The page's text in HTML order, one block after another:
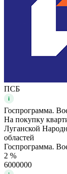
ПСБ
Госпрограмма.
На покупку
Луганской
областей
Госпрограмма.
2 %
6000000